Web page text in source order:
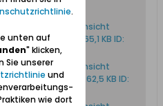
.
unten auf
" klicken,
Sie unserer
und
wie dort